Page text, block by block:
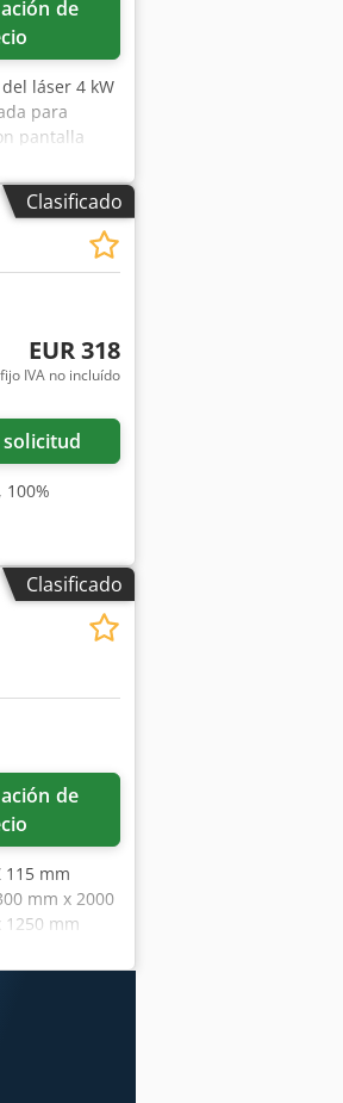
láser 4 kW
para
pantalla
Clasificado
EUR 318
IVA no incluído
100%
Clasificado
115 mm
mm x 2000
mm
de
53667
x 2100
x Al x
Poder de